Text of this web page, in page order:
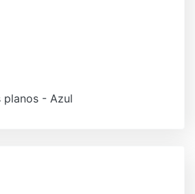
planos - Azul